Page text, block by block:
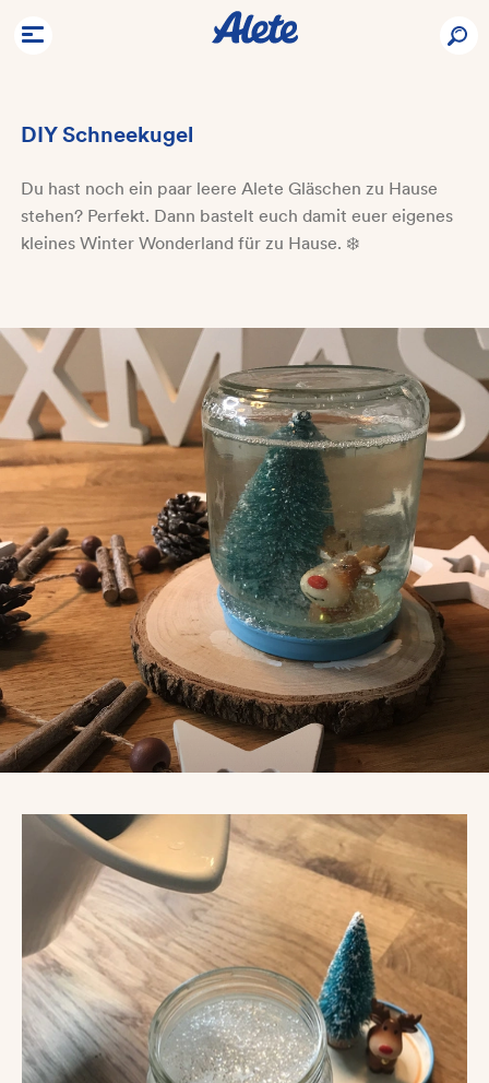
DIY Schneekugel
Du hast noch ein paar leere Alete Gläschen zu Hause
stehen? Perfekt. Dann bastelt euch damit euer eigenes
kleines Winter Wonderland für zu Hause. ❄️